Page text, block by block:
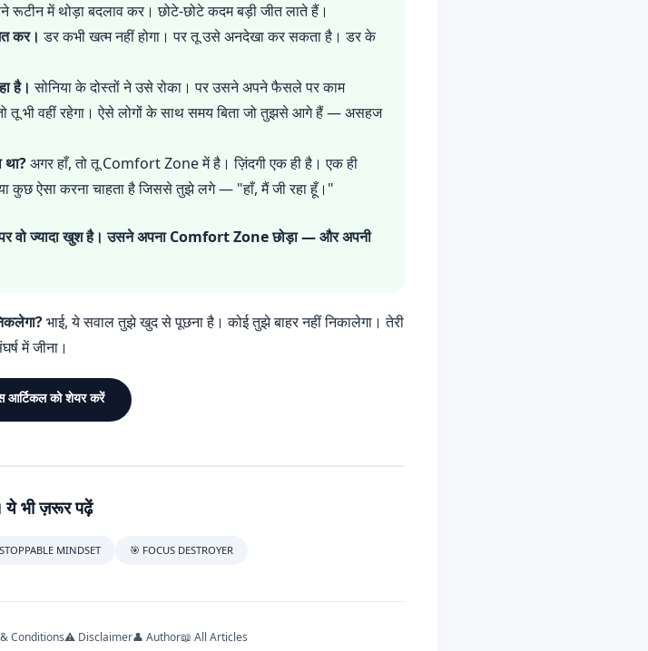
में थोड़ा बदलाव कर। छोटे-छोटे कदम बड़ी जीत लाते हैं।
कर। डर कभी खत्म नहीं होगा। पर तू उसे अनदेखा कर सकता है। डर के
है। सोनिया के दोस्तों ने उसे रोका। पर उसने अपने फैसले पर काम
भी वहीं रहेगा। ऐसे लोगों के साथ समय बिता जो तुझसे आगे हैं — असहज
अगर हाँ, तो तू Comfort Zone में है। ज़िंदगी एक ही है। एक ही
या कुछ ऐसा करना चाहता है जिससे तुझे लगे — "हाँ, मैं जी रहा हूँ।"
वो ज्यादा खुश है। उसने अपना Comfort Zone छोड़ा — और अपनी
भाई, ये सवाल तुझे खुद से पूछना है। कोई तुझे बाहर नहीं निकालेगा। तेरी
में जीना।
आर्टिकल को शेयर करें
ये भी ज़रूर पढ़ें
MINDSET 🎯 FOCUS DESTROYER
Conditions⚠️ Disclaimer👤 Author📖 All Articles